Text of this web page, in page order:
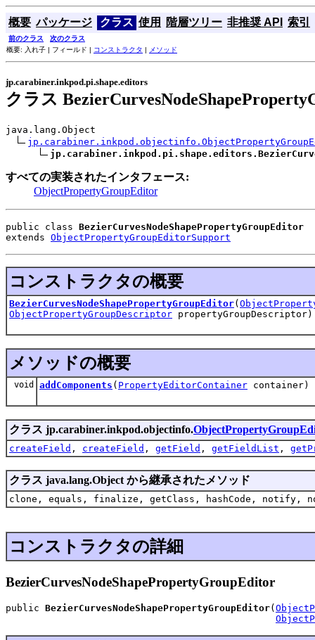
概要 パッケージ クラス 使用 階層ツリー 非推奨 API 索引
前のクラス
次のクラス
概要: 入れ子 | フィールド | コンストラクタ | メソッド
jp.carabiner.inkpod.pi.shape.editors
クラス
java.lang.Object
すべての実装されたインタフェース:
ObjectPropertyGroupEditor
public class BezierCurvesNodeShapePropertyGroupEditor
extends ObjectPropertyGroupEditorSupport
コンストラクタの概要
BezierCurvesNodeShapePropertyGroupEditor(
ObjectPropertyGroupDescriptor propertyGroupDescriptor)
メソッドの概要
void addComponents ( PropertyEditorContainer container)
クラス jp.carabiner.inkpod.objectinfo.
createField , createField , getField , getFieldList ,
クラス java.lang.Object から継承されたメソッド
clone, equals, finalize, getClass, hashCode,
コンストラクタの詳細
BezierCurvesNodeShapePropertyGroupEditor
public BezierCurvesNodeShapePropertyGroupEditor(